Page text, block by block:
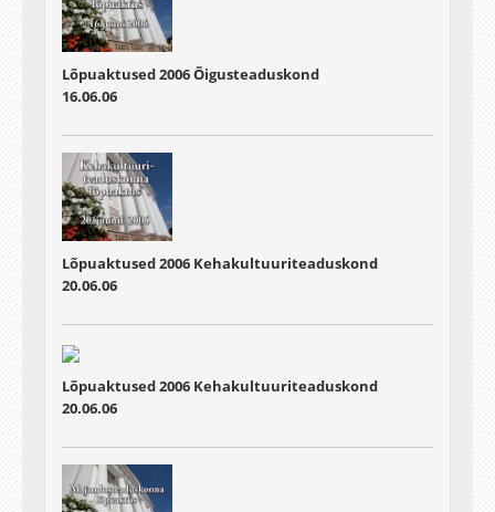
Lõpuaktused 2006 Õigusteaduskond
16.06.06
Lõpuaktused 2006 Kehakultuuriteaduskond
20.06.06
Lõpuaktused 2006 Kehakultuuriteaduskond
20.06.06